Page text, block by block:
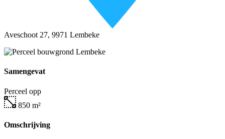
Aveschoot 27, 9971 Lembeke
Samengevat
Perceel opp
850 m²
Omschrijving